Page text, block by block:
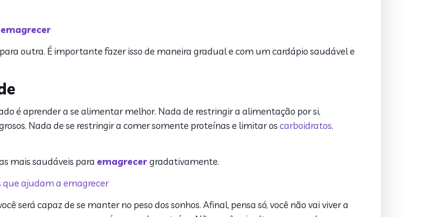
de sal e açúcar
é o seu peso ideal
outra. É importante fazer isso de maneira gradual e com um cardápio saudável e
é aprender a se alimentar melhor. Nada de restringir a alimentação por si,
Nada de se restringir a comer somente proteínas e limitar os carboidratos.
mais saudáveis para emagrecer gradativamente.
que ajudam a emagrecer
será capaz de se manter no peso dos sonhos. Afinal, pensa só, você não vai viver a